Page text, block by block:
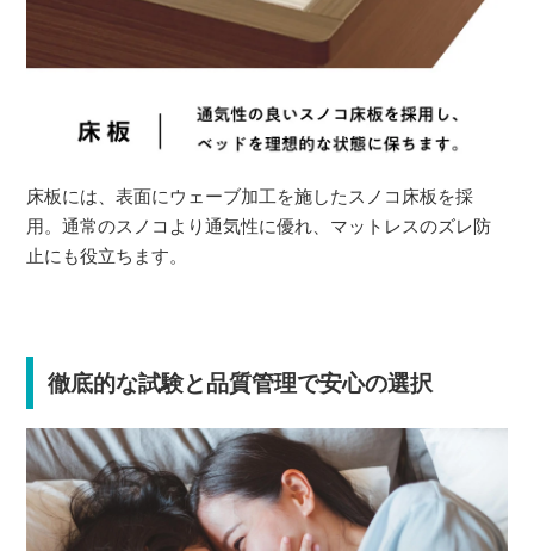
床板には、表面にウェーブ加工を施したスノコ床板を採
用。通常のスノコより通気性に優れ、マットレスのズレ防
止にも役立ちます。
徹底的な試験と品質管理で安心の選択